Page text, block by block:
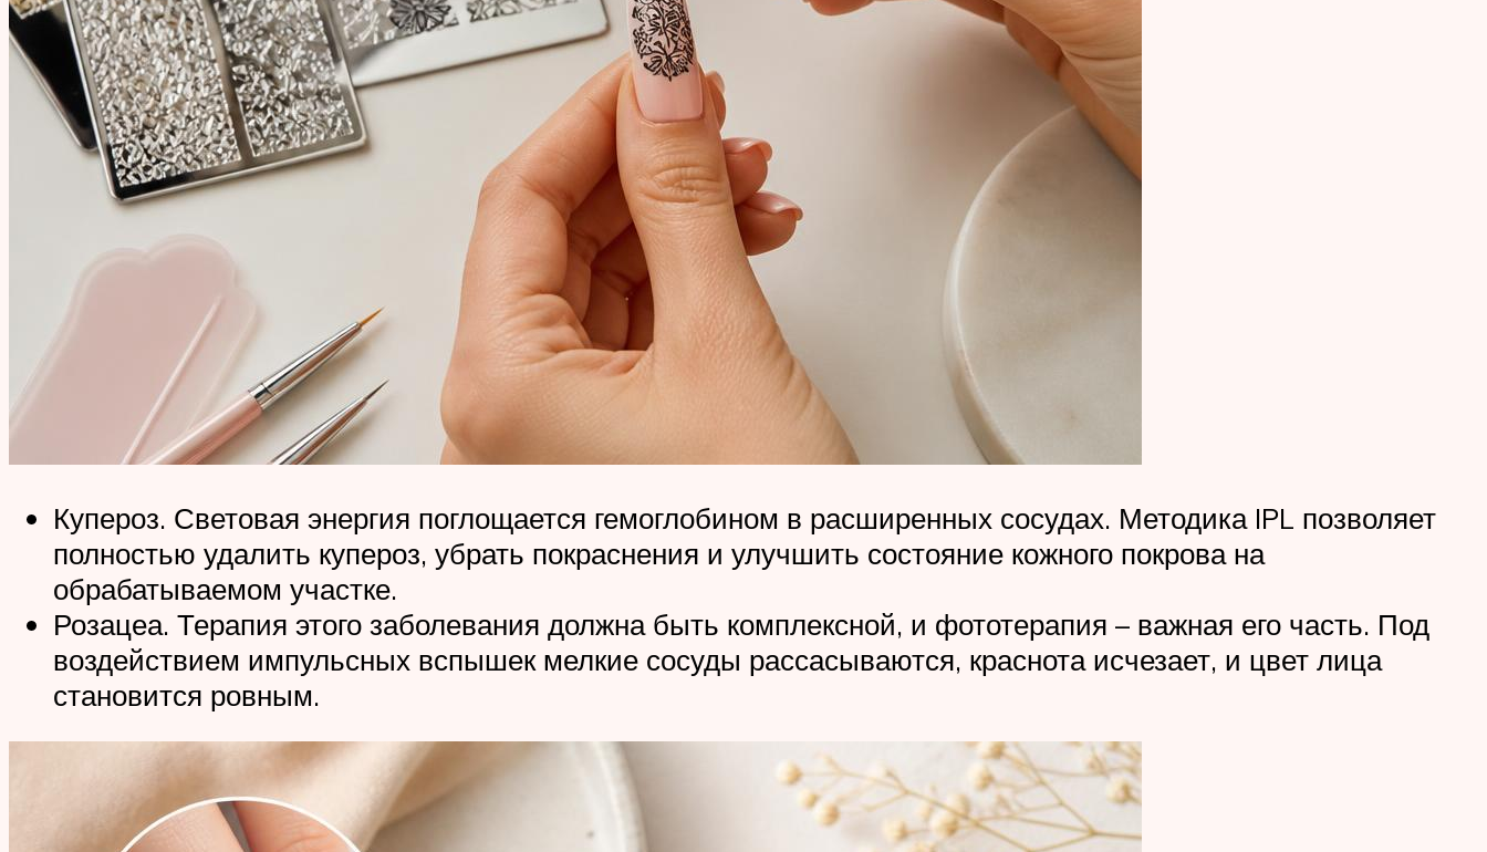
Купероз. Световая энергия поглощается гемоглобином в расширенных сосудах. Методика IPL позволяет
полностью удалить купероз, убрать покраснения и улучшить состояние кожного покрова на
обрабатываемом участке.
Розацеа. Терапия этого заболевания должна быть комплексной, и фототерапия – важная его часть. Под
воздействием импульсных вспышек мелкие сосуды рассасываются, краснота исчезает, и цвет лица
становится ровным.